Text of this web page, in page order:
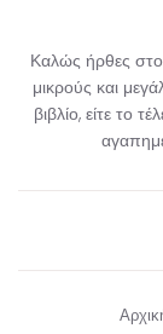
Καλώς ήρθες
μικρούς και
βιβλίο, είτε το